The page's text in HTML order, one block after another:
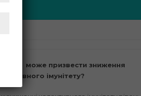
чого може призвести зниження
імунітету?